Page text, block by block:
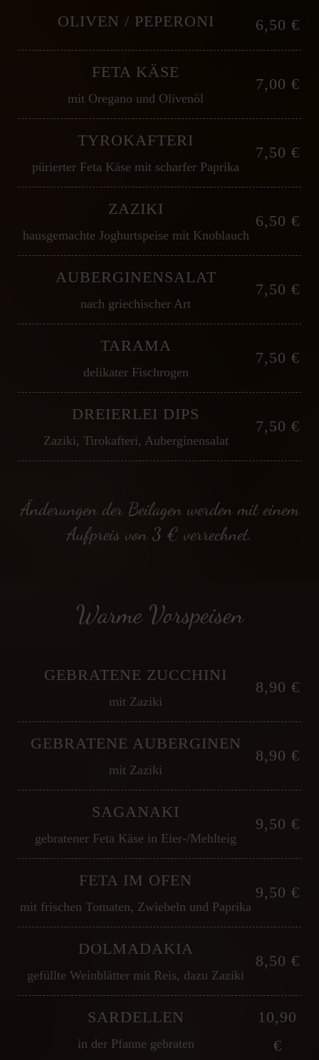
OLIVEN / PEPERONI 6,50 €
FETA KÄSE
mit Oregano und Olivenöl
7,00 €
TYROKAFTERI
pürierter Feta Käse mit scharfer Paprika
7,50 €
ZAZIKI
hausgemachte Joghurtspeise mit Knoblauch
6,50 €
AUBERGINENSALAT
nach griechischer Art
7,50 €
TARAMA
delikater Fischrogen
7,50 €
DREIERLEI DIPS
Zaziki, Tirokafteri, Auberginensalat
7,50 €
Änderungen der Beilagen werden mit einem
Aufpreis von 3 € verrechnet.
Warme Vorspeisen
GEBRATENE ZUCCHINI
mit Zaziki
8,90 €
GEBRATENE AUBERGINEN
mit Zaziki
8,90 €
SAGANAKI
gebratener Feta Käse in Eier-/Mehlteig
9,50 €
FETA IM OFEN
mit frischen Tomaten, Zwiebeln und Paprika
9,50 €
DOLMADAKIA
gefüllte Weinblätter mit Reis, dazu Zaziki
8,50 €
SARDELLEN
in der Pfanne gebraten
10,90
€